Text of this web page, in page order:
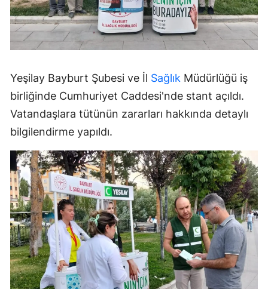
Yeşilay Bayburt Şubesi ve İl Sağlık Müdürlüğü iş
birliğinde Cumhuriyet Caddesi'nde stant açıldı.
Vatandaşlara tütünün zararları hakkında detaylı
bilgilendirme yapıldı.